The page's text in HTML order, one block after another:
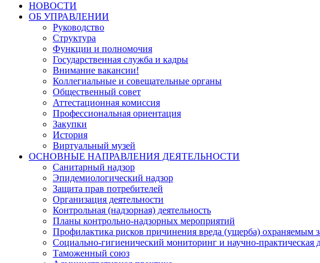
НОВОСТИ
ОБ УПРАВЛЕНИИ
Руководство
Структура
Функции и полномочия
Государственная служба и кадры
Внимание вакансии!
Коллегиальные и совещательные органы
Общественный совет
Аттестационная комиссия
Профессиональная ориентация
Закупки
История
Виртуальный музей
ОСНОВНЫЕ НАПРАВЛЕНИЯ ДЕЯТЕЛЬНОСТИ
Санитарный надзор
Эпидемиологический надзор
Защита прав потребителей
Организация деятельности
Контрольная (надзорная) деятельность
Планы контрольно-надзорных мероприятий
Профилактика рисков причинения вреда (ущерба) охраняемым
Социально-гигиенический мониторинг и научно-практическая
Таможенный союз